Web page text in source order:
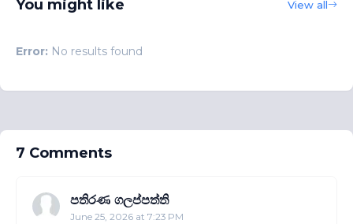
You might like View all
Error: No results found
7 Comments
පතිරණ ගලප්පත්ති
June 25, 2026 at 7:23 PM